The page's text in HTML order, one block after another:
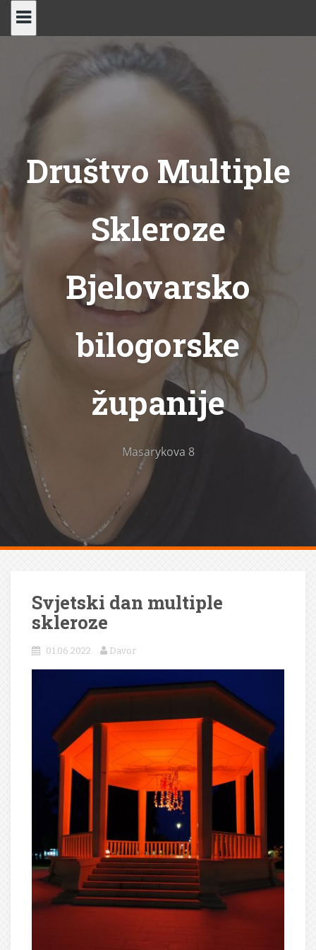
Skip
Društvo Multiple
Skleroze
Bjelovarsko
bilogorske
županije
Masarykova 8
Svjetski dan multiple
skleroze
01.06.2022. Davor